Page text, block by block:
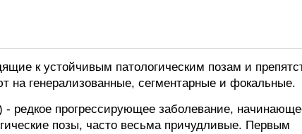
к устойчивым патологическим позам и
на генерализованные, сегментарные и фокальные.
- редкое прогрессирующее заболевание,
позы, часто весьма причудливые. Первым